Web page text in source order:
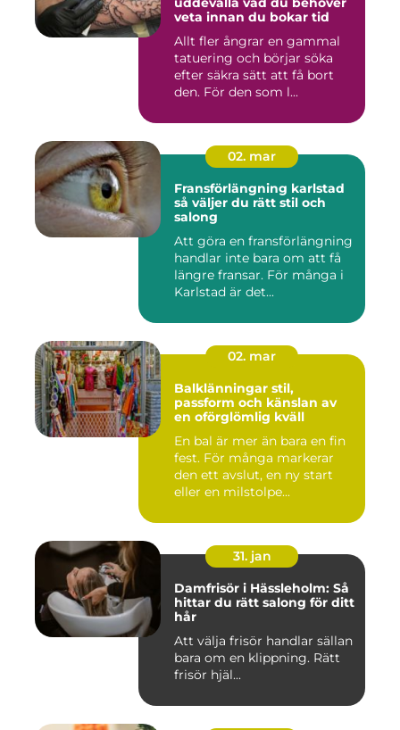
veta innan du bokar tid
Allt fler ångrar en gammal
tatuering och börjar söka
efter säkra sätt att få bort
den. För den som l...
02. mar
Fransförlängning karlstad
så väljer du rätt stil och
salong
Att göra en fransförlängning
handlar inte bara om att få
längre fransar. För många i
Karlstad är det...
02. mar
Balklänningar stil,
passform och känslan av
en oförglömlig kväll
En bal är mer än bara en fin
fest. För många markerar
den ett avslut, en ny start
eller en milstolpe...
31. jan
Damfrisör i Hässleholm: Så
hittar du rätt salong för ditt
hår
Att välja frisör handlar sällan
bara om en klippning. Rätt
frisör hjäl...